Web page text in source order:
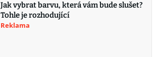
Jak vybrat barvu, která vám bude slušet?
Tohle je rozhodující
Reklama